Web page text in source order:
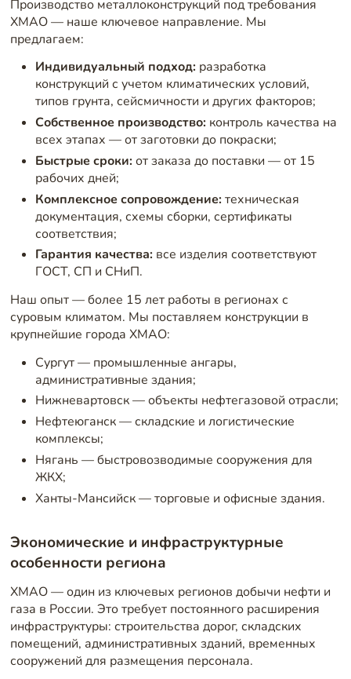
Производство металлоконструкций под требования
ХМАО — наше ключевое направление. Мы
предлагаем:
Индивидуальный подход:разработка
конструкций с учетом климатических условий,
типов грунта, сейсмичности и других факторов;
Собственное производство:контроль качества на
всех этапах — от заготовки до покраски;
Быстрые сроки:от заказа до поставки — от 15
рабочих дней;
Комплексное сопровождение:техническая
документация, схемы сборки, сертификаты
соответствия;
Гарантия качества:все изделия соответствуют
ГОСТ, СП и СНиП.
Наш опыт — более 15 лет работы в регионах с
суровым климатом. Мы поставляем конструкции в
крупнейшие города ХМАО:
Сургут — промышленные ангары,
административные здания;
Нижневартовск — объекты нефтегазовой отрасли;
Нефтеюганск — складские и логистические
комплексы;
Нягань — быстровозводимые сооружения для
ЖКХ;
Ханты-Мансийск — торговые и офисные здания.
Экономические и инфраструктурные
особенности региона
ХМАО — один из ключевых регионов добычи нефти и
газа в России. Это требует постоянного расширения
инфраструктуры: строительства дорог, складских
помещений, административных зданий, временных
сооружений для размещения персонала.